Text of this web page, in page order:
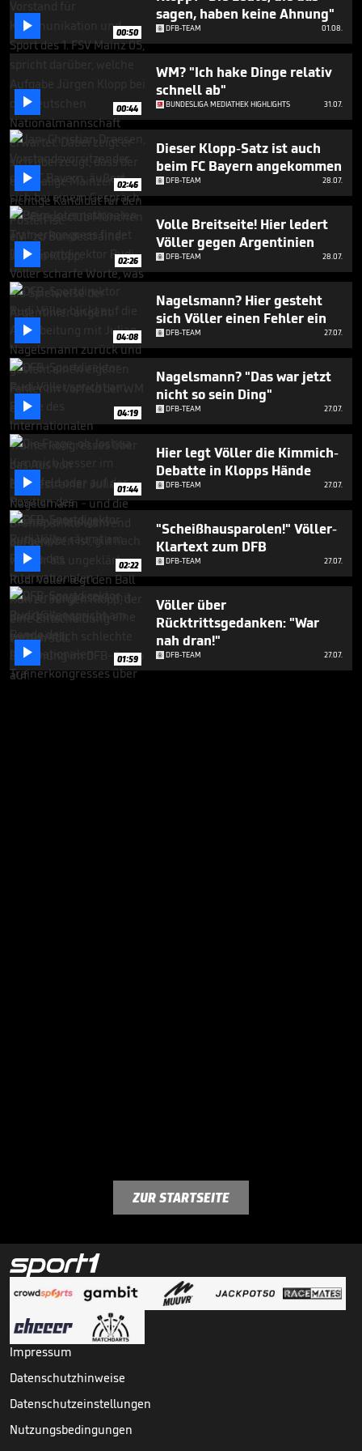
seconds
 00:50
sagen, haben keine Ahnung"
DFB-TEAM 01.08.
 00:44
WM? "Ich hake Dinge relativ
schnell ab"
BUNDESLIGA MEDIATHEK HIGHLIGHTS 31.07.
 02:46
Dieser Klopp-Satz ist auch
beim FC Bayern angekommen
DFB-TEAM 28.07.
 02:26
Volle Breitseite! Hier ledert
Völler gegen Argentinien
DFB-TEAM 28.07.
 04:08
Nagelsmann? Hier gesteht
sich Völler einen Fehler ein
DFB-TEAM 27.07.
 04:19
Nagelsmann? "Das war jetzt
nicht so sein Ding"
DFB-TEAM 27.07.
 01:44
Hier legt Völler die Kimmich-
Debatte in Klopps Hände
DFB-TEAM 27.07.
 02:22
"Scheißhausparolen!" Völler-
Klartext zum DFB
DFB-TEAM 27.07.
 01:59
Völler über
Rücktrittsgedanken: "War
nah dran!"
DFB-TEAM 27.07.
ZUR STARTSEITE
Impressum
Datenschutzhinweise
Datenschutzeinstellungen
Nutzungsbedingungen